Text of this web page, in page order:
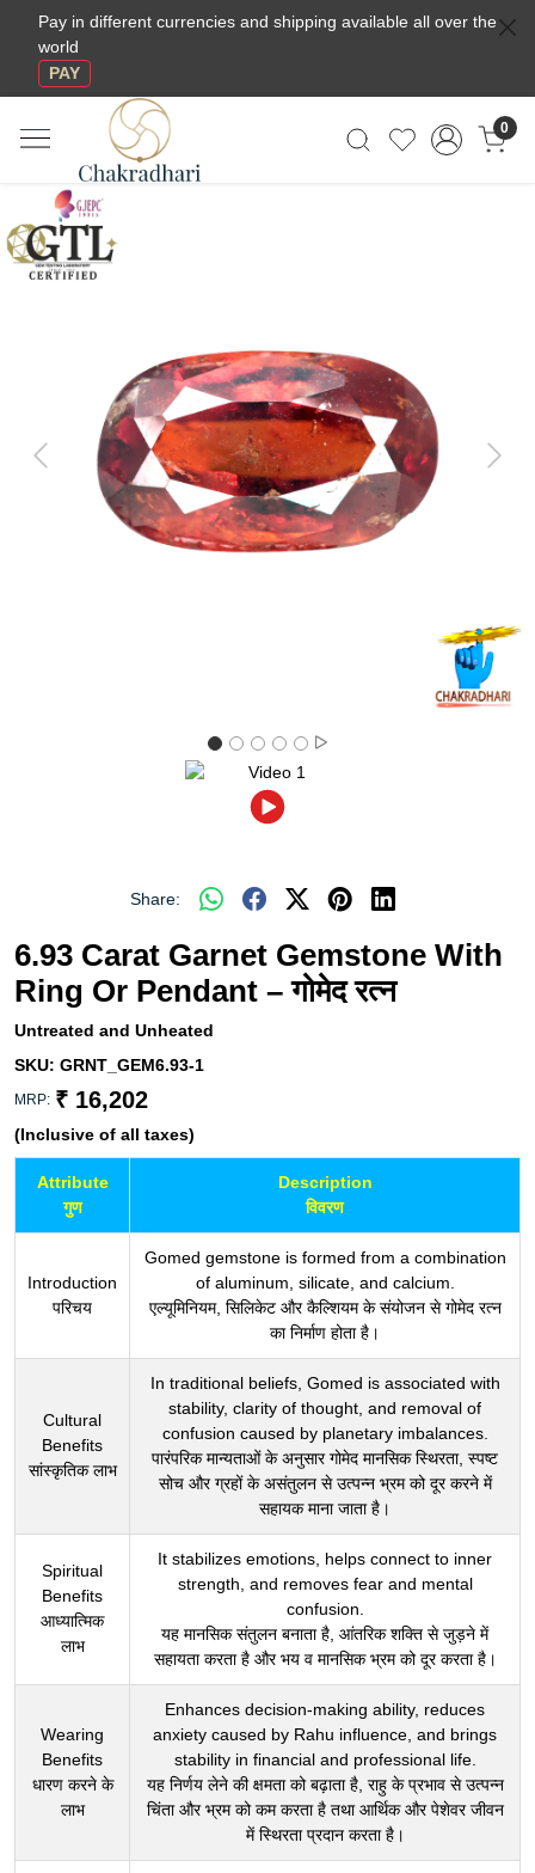
Pay in different currencies and shipping available all over the
world
PAY
0
Previous Next
Share:
6.93 Carat Garnet Gemstone With
Ring Or Pendant – गोमेद रत्न
Untreated and Unheated
SKU: GRNT_GEM6.93-1
MRP: ₹ 16,202
(Inclusive of all taxes)
Attribute
गुण
Description
विवरण
Introduction
परिचय
Gomed gemstone is formed from a combination
of aluminum, silicate, and calcium.
एल्यूमिनियम, सिलिकेट और कैल्शियम के संयोजन से गोमेद रत्न
का निर्माण होता है।
Cultural
Benefits
सांस्कृतिक लाभ
In traditional beliefs, Gomed is associated with
stability, clarity of thought, and removal of
confusion caused by planetary imbalances.
पारंपरिक मान्यताओं के अनुसार गोमेद मानसिक स्थिरता, स्पष्ट
सोच और ग्रहों के असंतुलन से उत्पन्न भ्रम को दूर करने में
सहायक माना जाता है।
Spiritual
Benefits
आध्यात्मिक
लाभ
It stabilizes emotions, helps connect to inner
strength, and removes fear and mental
confusion.
यह मानसिक संतुलन बनाता है, आंतरिक शक्ति से जुड़ने में
सहायता करता है और भय व मानसिक भ्रम को दूर करता है।
Wearing
Benefits
धारण करने के
लाभ
Enhances decision-making ability, reduces
anxiety caused by Rahu influence, and brings
stability in financial and professional life.
यह निर्णय लेने की क्षमता को बढ़ाता है, राहु के प्रभाव से उत्पन्न
चिंता और भ्रम को कम करता है तथा आर्थिक और पेशेवर जीवन
में स्थिरता प्रदान करता है।